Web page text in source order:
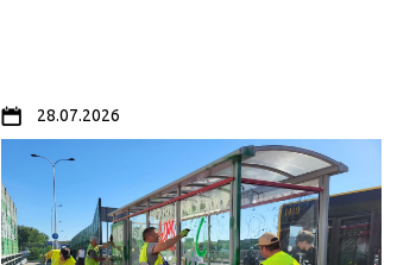
28.07.2026